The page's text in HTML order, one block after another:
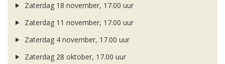
Zaterdag 18 november, 17.00 uur
Zaterdag 11 november, 17.00 uur
Zaterdag 4 november, 17.00 uur
Zaterdag 28 oktober, 17.00 uur